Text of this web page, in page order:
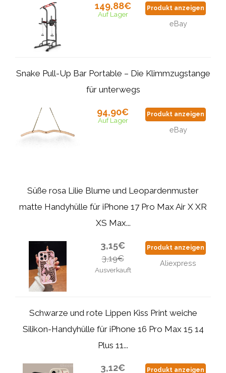
149,88€
Auf Lager
Produkt anzeigen
eBay
Snake Pull-Up Bar Portable – Die Klimmzugstange
für unterwegs
94,90€
Auf Lager
Produkt anzeigen
eBay
Süße rosa Lilie Blume und Leopardenmuster
matte Handyhülle für iPhone 17 Pro Max Air X XR
XS Max...
3,15€
3,19€
Ausverkauft
Produkt anzeigen
Aliexpress
Schwarze und rote Lippen Kiss Print weiche
Silikon-Handyhülle für iPhone 16 Pro Max 15 14
Plus 11...
3,12€ Produkt anzeigen